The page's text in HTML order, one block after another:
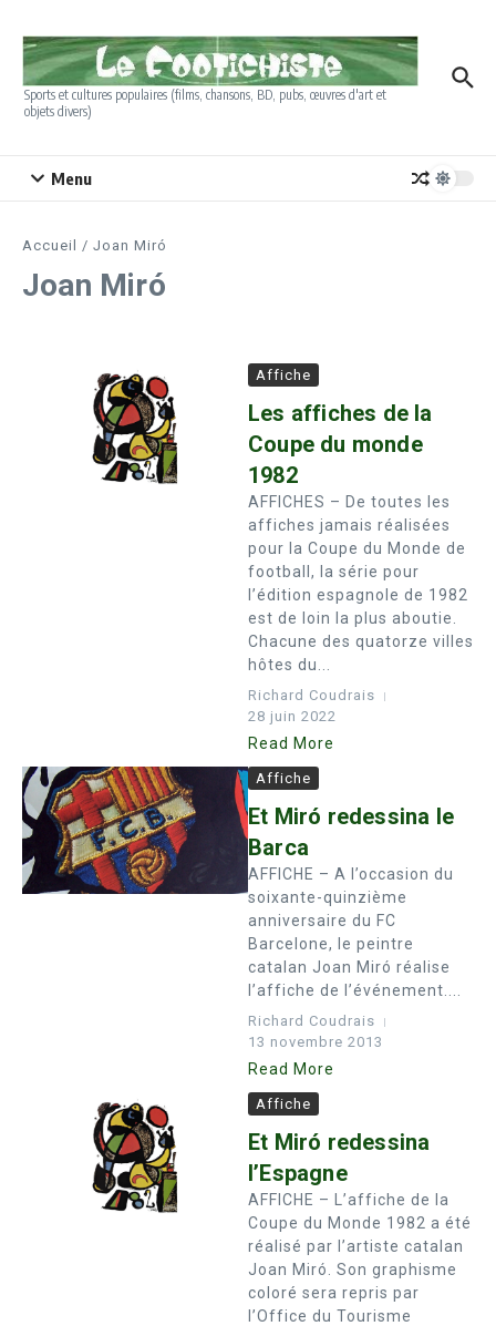
Sports et cultures populaires (films, chansons, BD, pubs, œuvres d'art et
objets divers)
Menu
Accueil / Joan Miró
Joan Miró
Affiche
Les affiches de la
Coupe du monde
1982
AFFICHES – De toutes les
affiches jamais réalisées
pour la Coupe du Monde de
football, la série pour
l’édition espagnole de 1982
est de loin la plus aboutie.
Chacune des quatorze villes
hôtes du...
Richard Coudrais
28 juin 2022
Read More
Affiche
Et Miró redessina le
Barca
AFFICHE – A l’occasion du
soixante-quinzième
anniversaire du FC
Barcelone, le peintre
catalan Joan Miró réalise
l’affiche de l’événement....
Richard Coudrais
13 novembre 2013
Read More
Affiche
Et Miró redessina
l’Espagne
AFFICHE – L’affiche de la
Coupe du Monde 1982 a été
réalisé par l’artiste catalan
Joan Miró. Son graphisme
coloré sera repris par
l’Office du Tourisme